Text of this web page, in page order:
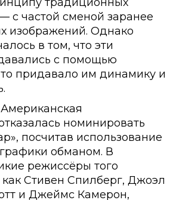
с частой сменой заранее
изображений. Однако
в том, что эти
с помощью
придавало им динамику и
номинировать
посчитав использование
обманом. В
режиссёры того
Стивен Спилберг, Джоэл
и Джеймс Камерон,